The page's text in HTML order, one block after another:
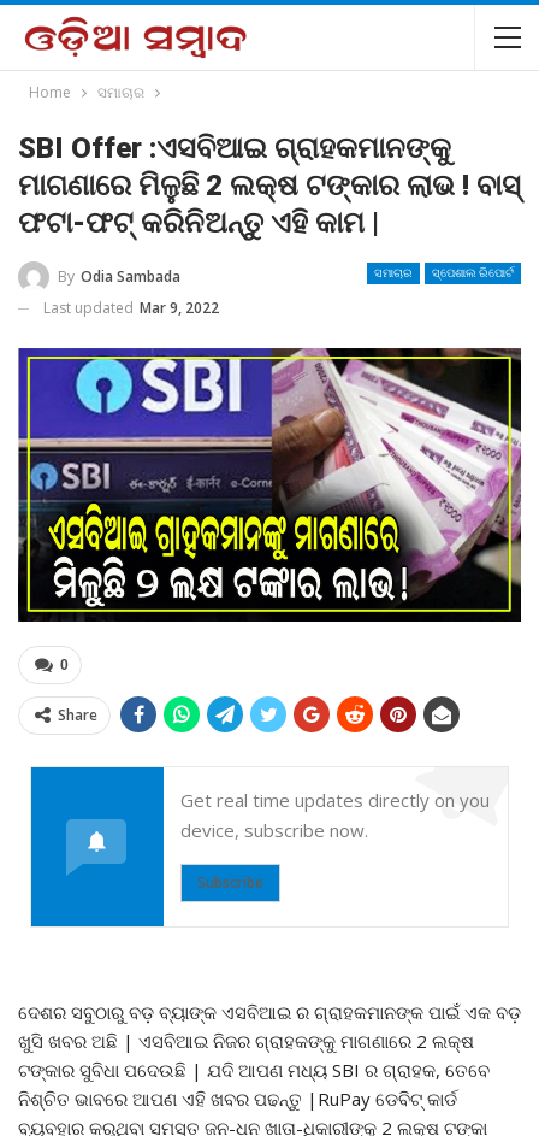
Home ସମାଚାର
SBI Offer :ଏସବିଆଇ ଗ୍ରାହକମାନଙ୍କୁ
ମାଗଣାରେ ମିଳୁଛି 2 ଲକ୍ଷ ଟଙ୍କାର ଲାଭ ! ବାସ୍
ଫଟା-ଫଟ୍ କରିନିଅନ୍ତୁ ଏହି କାମ |
ସମାଚାର ସ୍ପେଶାଲ ରିପୋର୍ଟ
By Odia Sambada
Last updated Mar 9, 2022
0
Share
Get real time updates directly on you
device, subscribe now.
Subscribe
ଦେଶର ସବୁଠାରୁ ବଡ଼ ବ୍ୟାଙ୍କ ଏସବିଆଇ ର ଗ୍ରାହକମାନଙ୍କ ପାଇଁ ଏକ ବଡ଼
ଖୁସି ଖବର ଅଛି | ଏସବିଆଇ ନିଜର ଗ୍ରାହକଙ୍କୁ ମାଗଣାରେ 2 ଲକ୍ଷ
ଟଙ୍କାର ସୁବିଧା ପଦେଉଛି | ଯଦି ଆପଣ ମଧ୍ୟ SBI ର ଗ୍ରାହକ, ତେବେ
ନିଶ୍ଚିତ ଭାବରେ ଆପଣ ଏହି ଖବର ପଢନ୍ତୁ |RuPay ଡେବିଟ୍ କାର୍ଡ
ବ୍ୟବହାର କରୁଥିବା ସମସ୍ତ ଜନ-ଧନ ଖାତା-ଧିକାରୀଙ୍କୁ 2 ଲକ୍ଷ ଟଙ୍କା